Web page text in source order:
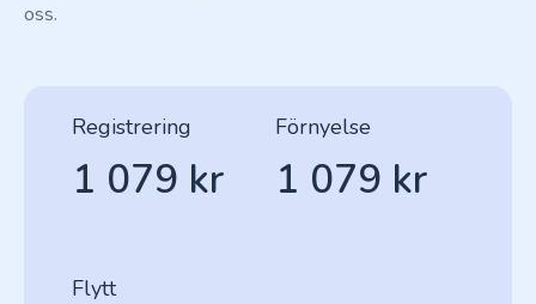
oss.
Registrering
1 079 kr
Förnyelse
1 079 kr
Flytt